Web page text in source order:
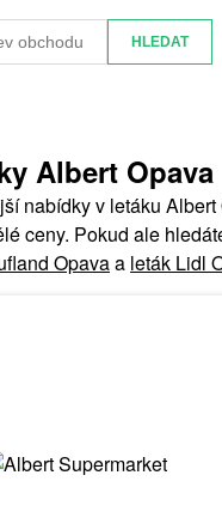
Albert Opava
nabídky v letáku
ceny. Pokud ale
Opavaa leták Lidl